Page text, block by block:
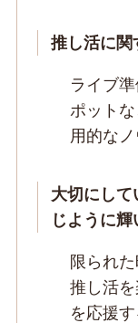
推し活に関
ライブ
ポット
用的な
大切にして
じように輝
限られ
推し活
を応援